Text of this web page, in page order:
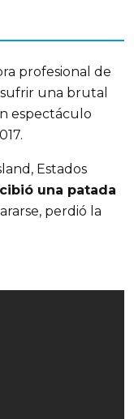
profesional de
una brutal
espectáculo
Estados
una patada
perdió la